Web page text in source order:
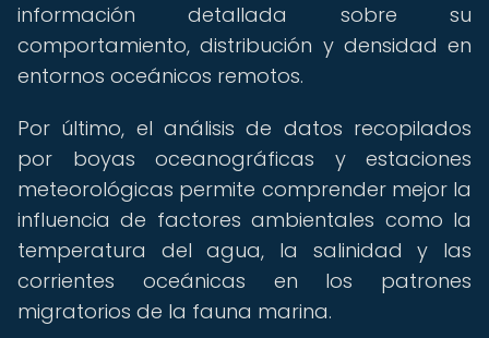
información detallada sobre su
comportamiento, distribución y densidad en
entornos oceánicos remotos.
Por último, el análisis de datos recopilados
por boyas oceanográficas y estaciones
meteorológicas permite comprender mejor la
influencia de factores ambientales como la
temperatura del agua, la salinidad y las
corrientes oceánicas en los patrones
migratorios de la fauna marina.